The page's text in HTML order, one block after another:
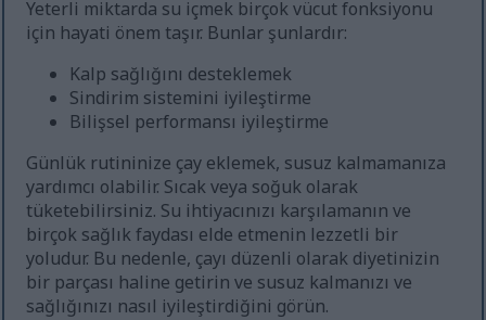
Yeterli miktarda su içmek birçok vücut fonksiyonu
için hayati önem taşır. Bunlar şunlardır:
Kalp sağlığını desteklemek
Sindirim sistemini iyileştirme
Bilişsel performansı iyileştirme
Günlük rutininize çay eklemek, susuz kalmamanıza
yardımcı olabilir. Sıcak veya soğuk olarak
tüketebilirsiniz. Su ihtiyacınızı karşılamanın ve
birçok sağlık faydası elde etmenin lezzetli bir
yoludur. Bu nedenle, çayı düzenli olarak diyetinizin
bir parçası haline getirin ve susuz kalmanızı ve
sağlığınızı nasıl iyileştirdiğini görün.